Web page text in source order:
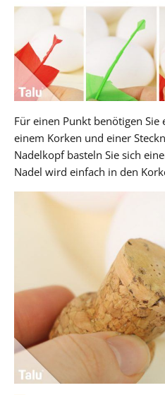
Für einen Punkt benötigen
einem Korken und einer
Nadelkopf basteln Sie sich
Nadel wird einfach in den